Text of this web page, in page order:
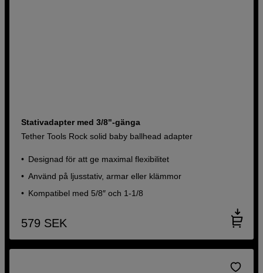
Stativadapter med 3/8"-gänga
Tether Tools Rock solid baby ballhead adapter
Designad för att ge maximal flexibilitet
Använd på ljusstativ, armar eller klämmor
Kompatibel med 5/8″ och 1-1/8
579 SEK